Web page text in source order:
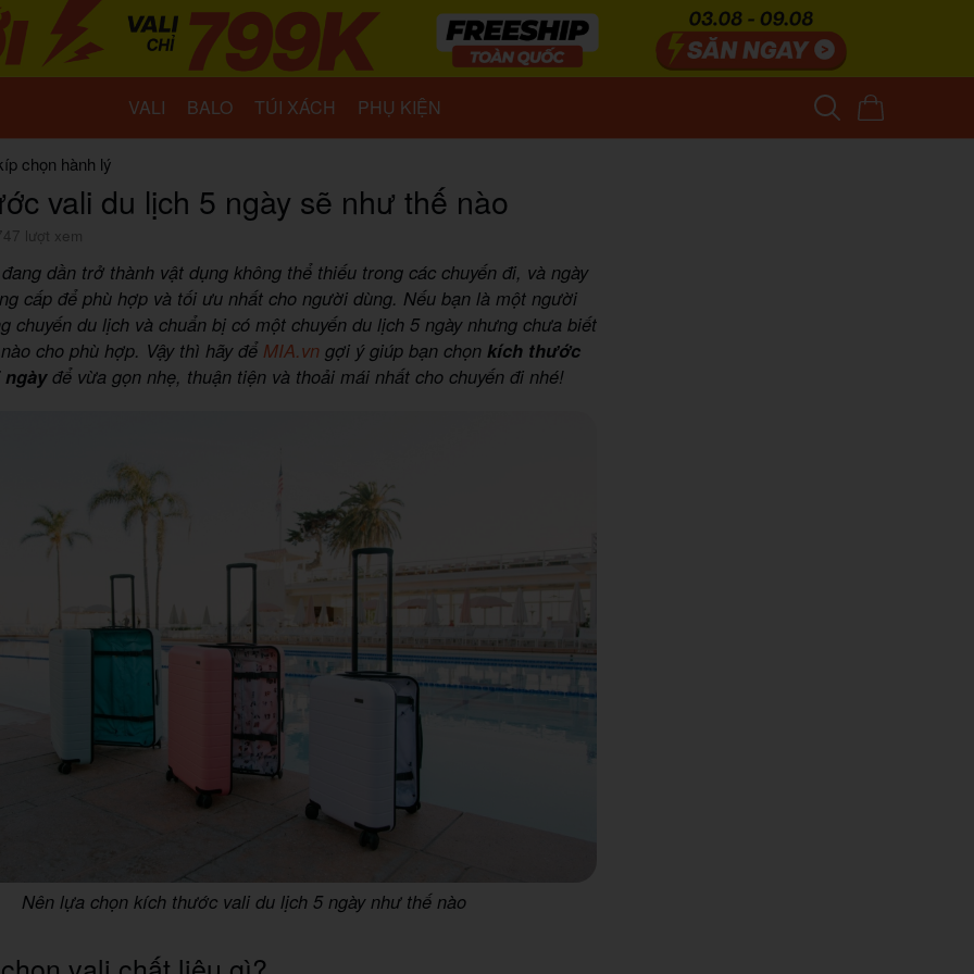
VALI BALO TÚI XÁCH PHỤ KIỆN
chọn hành lý
vali du lịch 5 ngày sẽ như thế nào
lượt xem
dần trở thành vật dụng không thể thiếu trong các chuyến đi, và ngày
cấp để phù hợp và tối ưu nhất cho người dùng. Nếu bạn là một người
chuyến du lịch và chuẩn bị có một chuyến du lịch 5 ngày nhưng chưa biết
cho phù hợp. Vậy thì hãy để MIA.vn gợi ý giúp bạn chọn kích thước
để vừa gọn nhẹ, thuận tiện và thoải mái nhất cho chuyến đi nhé!
Nên lựa chọn kích thước vali du lịch 5 ngày như thế nào